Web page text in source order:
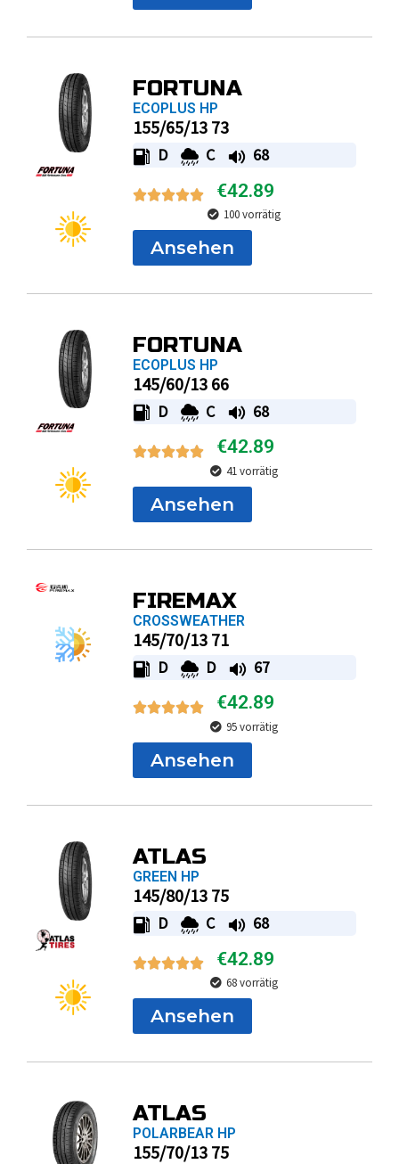
FORTUNA
ECOPLUS HP
155/65/13 73
D C 68
€42.89
100 vorrätig
Ansehen
FORTUNA
ECOPLUS HP
145/60/13 66
D C 68
€42.89
41 vorrätig
Ansehen
FIREMAX
CROSSWEATHER
145/70/13 71
D D 67
€42.89
95 vorrätig
Ansehen
ATLAS
GREEN HP
145/80/13 75
D C 68
€42.89
68 vorrätig
Ansehen
ATLAS
POLARBEAR HP
155/70/13 75